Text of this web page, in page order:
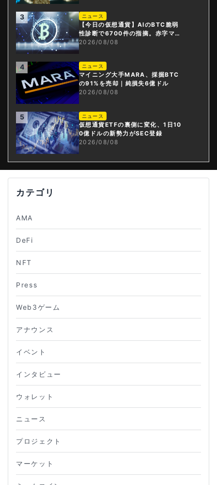
3 ニュース
【今日の仮想通貨】AIのBTC脆弱
性診断で6700件の指摘。赤字マイ
ニング企業はAIに賭ける
2026/08/08
4 ニュース
マイニング大手MARA、採掘BTC
の91%を売却｜純損失6億ドル
2026/08/08
5 ニュース
仮想通貨ETFの裏側に変化、1日10
0億ドルの新勢力がSEC登録
2026/08/08
カテゴリ
AMA
DeFi
NFT
Press
Web3ゲーム
アナウンス
イベント
インタビュー
ウォレット
ニュース
プロジェクト
マーケット